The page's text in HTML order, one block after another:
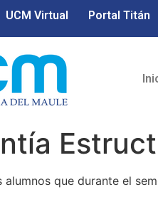
UCM Virtual Portal Titán
alumnos que durante el